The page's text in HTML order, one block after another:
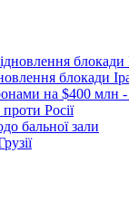
блокади
на $400 млн
Росії
бальної зали